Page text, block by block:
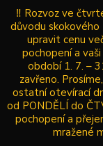
‼️ Rozvoz ve
důvodu skokového
upravit cenu
pochopení a
období 1. 7. –
zavřeno.
ostatní otevírací
od PONDĚLÍ do
pochopení a
mražené